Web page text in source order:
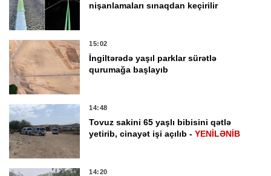
nişanlamaları sınaqdan keçirilir
15:02
İngiltərədə yaşıl parklar sürətlə
qurumağa başlayıb
14:48
Tovuz sakini 65 yaşlı bibisini qətlə
yetirib, cinayət işi açılıb -YENİLƏNİB
14:20